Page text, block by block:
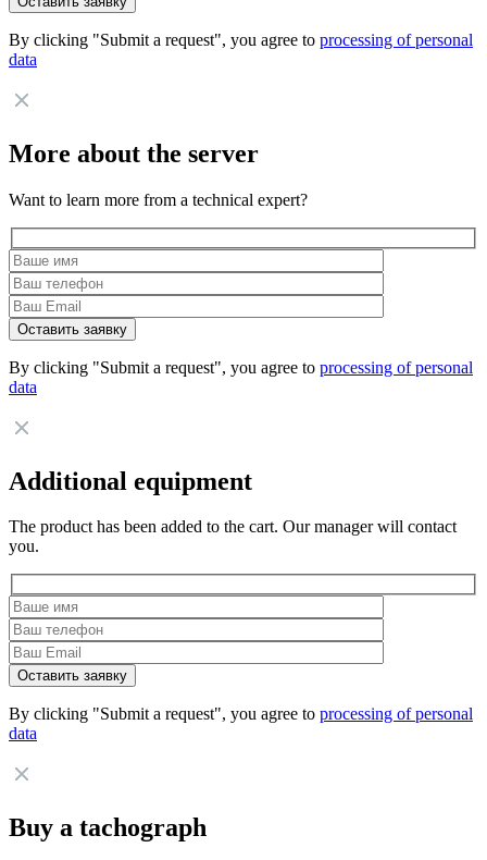
By clicking "Submit a request", you agree to processing of personal
data
More about the server
Want to learn more from a technical expert?
By clicking "Submit a request", you agree to processing of personal
data
Additional equipment
The product has been added to the cart. Our manager will contact
you.
By clicking "Submit a request", you agree to processing of personal
data
Buy a tachograph